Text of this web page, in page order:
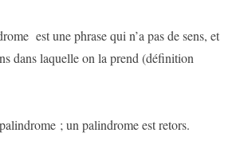
est une phrase qui n’a pas de sens, et
dans laquelle on la prend (définition
; un palindrome est retors.